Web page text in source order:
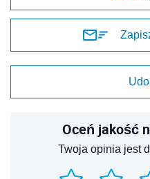
Oceń jakość
Twoja opinia jest